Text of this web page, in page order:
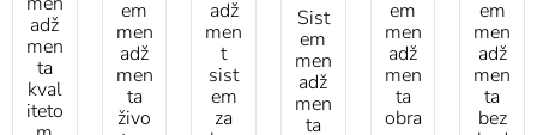
adž
men
ta
kval
iteto
em
men
adž
men
ta
živo
adž
men
t
sist
em
za
Sist
em
men
adž
men
ta
em
men
adž
men
ta
obra
em
men
adž
men
ta
bez